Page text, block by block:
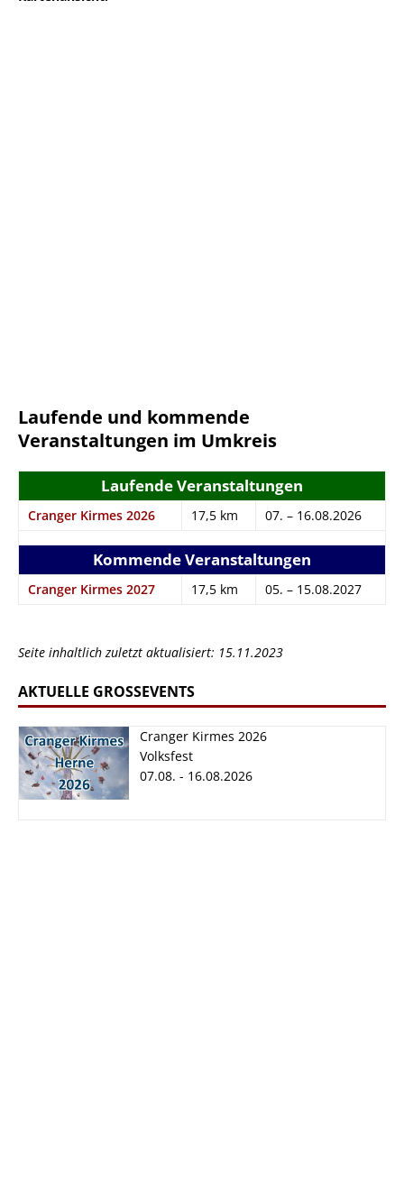
Laufende und kommende
Veranstaltungen im Umkreis
Laufende Veranstaltungen
Cranger Kirmes 2026 17,5 km 07. – 16.08.2026
Kommende Veranstaltungen
Cranger Kirmes 2027 17,5 km 05. – 15.08.2027
Seite inhaltlich zuletzt aktualisiert: 15.11.2023
AKTUELLE GROSSEVENTS
Cranger Kirmes 2026
Volksfest
07.08. - 16.08.2026